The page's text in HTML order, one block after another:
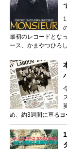
最初のレコードとな
ース、かまやつひろし
め、約3週間に亘るヨ